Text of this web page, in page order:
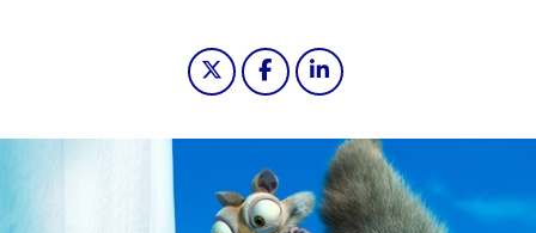
Partager "2024-01-02 14:00 -
Partager "2024-01-02 14:00